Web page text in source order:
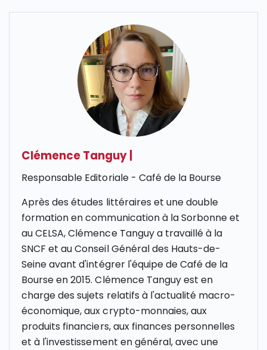
Clémence Tanguy
Responsable Editoriale - Café de la Bourse
Après des études littéraires et une double
formation en communication à la Sorbonne et
au CELSA, Clémence Tanguy a travaillé à la
SNCF et au Conseil Général des Hauts-de-
Seine avant d'intégrer l'équipe de Café de la
Bourse en 2015. Clémence Tanguy est en
charge des sujets relatifs à l'actualité macro-
économique, aux crypto-monnaies, aux
produits financiers, aux finances personnelles
et à l'investissement en général, avec une